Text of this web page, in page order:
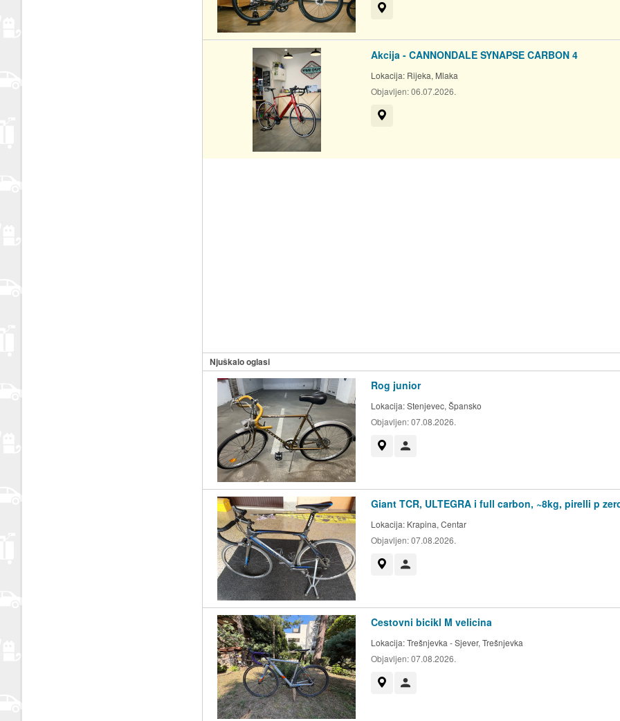
Akcija - CANNONDALE SYNAPSE CARBON 4
Lokacija: Rijeka, Mlaka
Objavljen:06.07.2026.
Njuškalo oglasi
Rog junior
Lokacija:Stenjevec, Špansko
Objavljen:07.08.2026.
Giant TCR, ULTEGRA i full carbon, ~8kg, pirelli p
Lokacija: Krapina, Centar
Objavljen:07.08.2026.
Cestovni bicikl M velicina
Lokacija:Trešnjevka - Sjever, Trešnjevka
Objavljen:07.08.2026.